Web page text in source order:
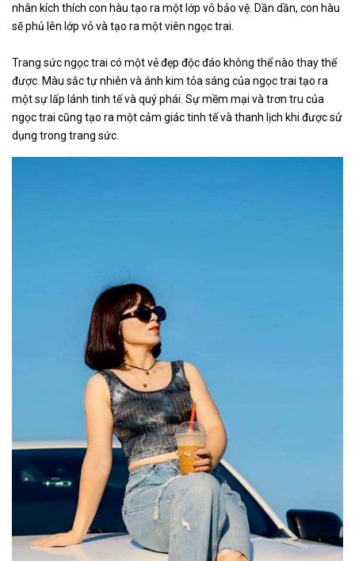
nhân kích thích con hàu tạo ra một lớp vỏ bảo vệ. Dần dần, con hàu
sẽ phủ lên lớp vỏ và tạo ra một viên ngọc trai.
Trang sức ngọc trai có một vẻ đẹp độc đáo không thể nào thay thế
được. Màu sắc tự nhiên và ánh kim tỏa sáng của ngọc trai tạo ra
một sự lấp lánh tinh tế và quý phái. Sự mềm mại và trơn tru của
ngọc trai cũng tạo ra một cảm giác tinh tế và thanh lịch khi được sử
dụng trong trang sức.